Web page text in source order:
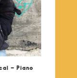
– Piano